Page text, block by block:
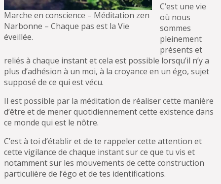
Marche en conscience – Méditation zen
Narbonne – Chaque pas est la Vie
éveillée.
C’est une vie
où nous
sommes
pleinement
présents et
reliés à chaque instant et cela est possible lorsqu’il n’y a
plus d’adhésion à un moi, à la croyance en un égo, sujet
supposé de ce qui est vécu.
Il est possible par la méditation de réaliser cette manière
d’être et de mener quotidiennement cette existence dans
ce monde qui est le nôtre.
C’est à toi d’établir et de te rappeler cette attention et
cette vigilance de chaque instant sur ce que tu vis et
notamment sur les mouvements de cette construction
particulière de l’égo et de tes identifications.